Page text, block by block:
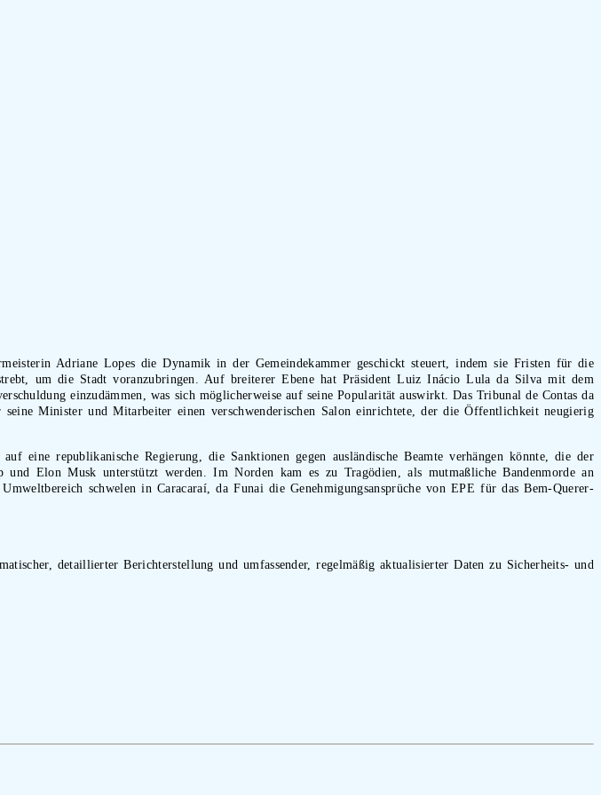
Adriane Lopes die Dynamik in der Gemeindekammer geschickt steuert, indem sie Fristen für die
um die Stadt voranzubringen. Auf breiterer Ebene hat Präsident Luiz Inácio Lula da Silva mit dem
einzudämmen, was sich möglicherweise auf seine Popularität auswirkt. Das Tribunal de Contas da
Minister und Mitarbeiter einen verschwenderischen Salon einrichtete, der die Öffentlichkeit neugierig
eine republikanische Regierung, die Sanktionen gegen ausländische Beamte verhängen könnte, die der
Elon Musk unterstützt werden. Im Norden kam es zu Tragödien, als mutmaßliche Bandenmorde an
schwelen in Caracaraí, da Funai die Genehmigungsansprüche von EPE für das Bem-Querer-
detaillierter Berichterstellung und umfassender, regelmäßig aktualisierter Daten zu Sicherheits- und